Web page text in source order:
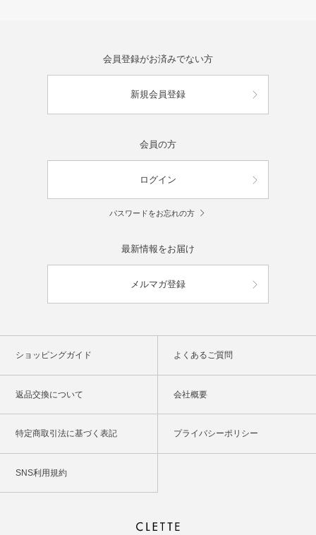
会員登録がお済みでない方
新規会員登録
会員の方
ログイン
パスワードをお忘れの方
最新情報をお届け
メルマガ登録
ショッピングガイド よくあるご質問
返品交換について 会社概要
特定商取引法に基づく表記 プライバシーポリシー
SNS利用規約